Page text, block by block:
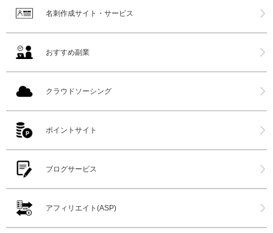
名刺作成サイト・サービス
おすすめ副業
クラウドソーシング
ポイントサイト
ブログサービス
アフィリエイト(ASP)